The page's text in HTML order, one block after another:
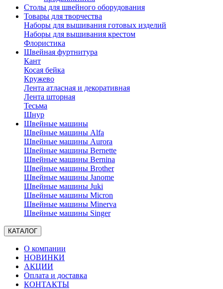
Столы для швейного оборудования
Товары для творчества
Наборы для вышивания готовых изделий
Наборы для вышивания крестом
Флористика
Швейная фуртнитура
Кант
Косая бейка
Кружево
Лента aтласная и декоративная
Лента шторная
Тесьма
Шнур
Швейные машины
Швейные машины Alfa
Швейные машины Aurora
Швейные машины Bernette
Швейные машины Bernina
Швейные машины Brother
Швейные машины Janome
Швейные машины Juki
Швейные машины Micron
Швейные машины Minerva
Швейные машины Singer
КАТАЛОГ
О компании
НОВИНКИ
АКЦИИ
Оплата и доставка
КОНТАКТЫ